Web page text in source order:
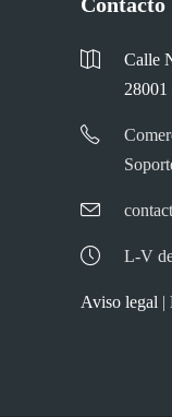
Calle
L-V
Aviso legal |